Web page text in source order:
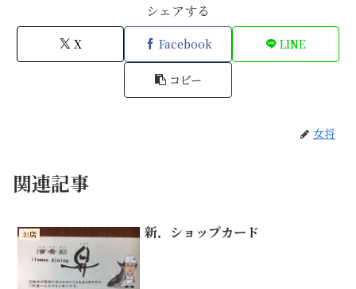
シェアする
X Facebook LINE
コピー
女将
関連記事
お店 新．ショップカード